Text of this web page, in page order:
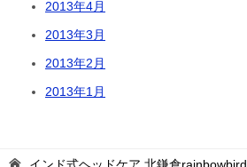
2013年4月
2013年3月
2013年2月
2013年1月